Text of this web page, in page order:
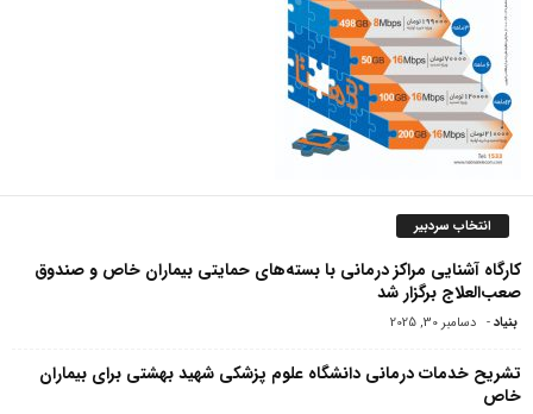
انتخاب سردبیر
کارگاه آشنایی مراکز درمانی با بسته‌های حمایتی بیماران خاص و صندوق
صعب‌العلاج برگزار شد
بنیاد- دسامبر 30, 2025
تشریح خدمات درمانی دانشگاه علوم پزشکی شهید بهشتی برای بیماران
خاص